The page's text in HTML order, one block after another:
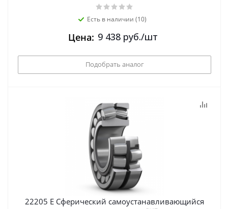
Есть в наличии (10)
Цена: 9 438руб./шт
Подобрать аналог
22205 E Сферический самоустанавливающийся